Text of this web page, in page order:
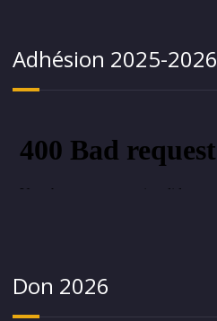
Adhésion 2025-2026
Don 2026